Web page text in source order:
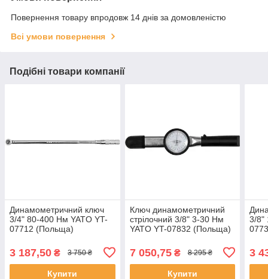
Повернення товару впродовж 14 днів за домовленістю
Всі умови повернення
Подібні товари компанії
Динамометричний ключ
3/4" 80-400 Нм YATO YT-
07712 (Польща)
3 187,50 ₴ 3 750 ₴
Купити
Ключ динамометричний
стрілочний 3/8" 3-30 Нм
YATO YT-07832 (Польща)
7 050,75₴ 8 295 ₴
Купити
3/8"
3